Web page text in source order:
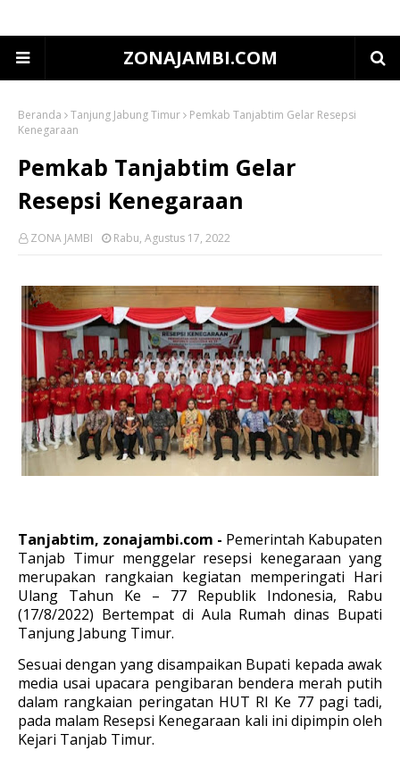
ZONAJAMBI.COM
Beranda Tanjung Jabung Timur
Pemkab Tanjabtim Gelar Resepsi
Kenegaraan
Pemkab Tanjabtim Gelar
Resepsi Kenegaraan
ZONA JAMBI Rabu, Agustus 17, 2022
Tanjabtim, zonajambi.com - Pemerintah Kabupaten
Tanjab Timur menggelar resepsi kenegaraan yang
merupakan rangkaian kegiatan memperingati Hari
Ulang Tahun Ke – 77 Republik Indonesia, Rabu
(17/8/2022) Bertempat di Aula Rumah dinas Bupati
Tanjung Jabung Timur.
Sesuai dengan yang disampaikan Bupati kepada awak
media usai upacara pengibaran bendera merah putih
dalam rangkaian peringatan HUT RI Ke 77 pagi tadi,
pada malam Resepsi Kenegaraan kali ini dipimpin oleh
Kejari Tanjab Timur.